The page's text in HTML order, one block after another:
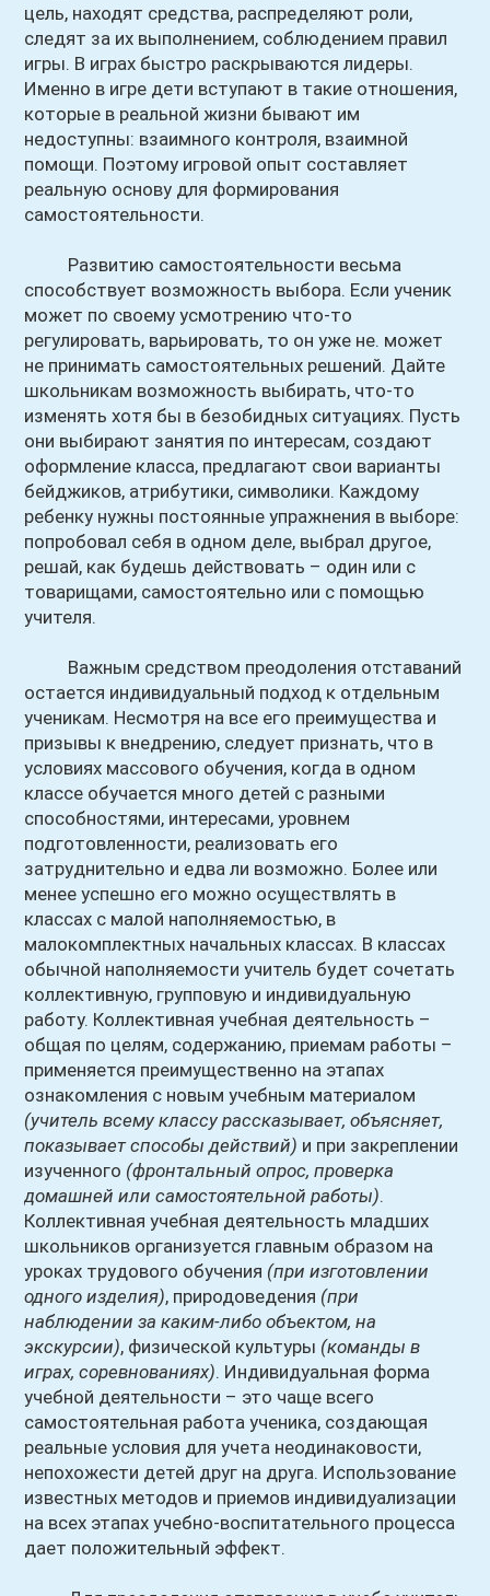
цель, находят средства, распределяют роли,
следят за их выполнением, соблюдением правил
игры. В играх быстро раскрываются лидеры.
Именно в игре дети вступают в такие отношения,
которые в реальной жизни бывают им
недоступны: взаимного контроля, взаимной
помощи. Поэтому игровой опыт составляет
реальную основу для формирования
самостоятельности.
Развитию самостоятельности весьма
способствует возможность выбора. Если ученик
может по своему усмотрению что-то
регулировать, варьировать, то он уже не. может
не принимать самостоятельных решений. Дайте
школьникам возможность выбирать, что-то
изменять хотя бы в безобидных ситуациях. Пусть
они выбирают занятия по интересам, создают
оформление класса, предлагают свои варианты
бейджиков, атрибутики, символики. Каждому
ребенку нужны постоянные упражнения в выборе:
попробовал себя в одном деле, выбрал другое,
решай, как будешь действовать – один или с
товарищами, самостоятельно или с помощью
учителя.
Важным средством преодоления отставаний
остается индивидуальный подход к отдельным
ученикам. Несмотря на все его преимущества и
призывы к внедрению, следует признать, что в
условиях массового обучения, когда в одном
классе обучается много детей с разными
способностями, интересами, уровнем
подготовленности, реализовать его
затруднительно и едва ли возможно. Более или
менее успешно его можно осуществлять в
классах с малой наполняемостью, в
малокомплектных начальных классах. В классах
обычной наполняемости учитель будет сочетать
коллективную, групповую и индивидуальную
работу. Коллективная учебная деятельность –
общая по целям, содержанию, приемам работы –
применяется преимущественно на этапах
ознакомления с новым учебным материалом
(учитель всему классу рассказывает, объясняет,
показывает способы действий) и при закреплении
изученного (фронтальный опрос, проверка
домашней или самостоятельной работы).
Коллективная учебная деятельность младших
школьников организуется главным образом на
уроках трудового обучения (при изготовлении
одного изделия), природоведения (при
наблюдении за каким-либо объектом, на
экскурсии), физической культуры (команды в
играх, соревнованиях). Индивидуальная форма
учебной деятельности – это чаще всего
самостоятельная работа ученика, создающая
реальные условия для учета неодинаковости,
непохожести детей друг на друга. Использование
известных методов и приемов индивидуализации
на всех этапах учебно-воспитательного процесса
дает положительный эффект.